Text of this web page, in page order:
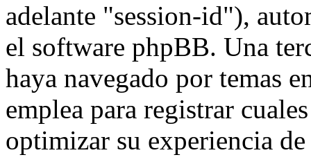
adelante "session-id"),
el software phpBB. Una
haya navegado por temas
emplea para registrar
optimizar su experiencia